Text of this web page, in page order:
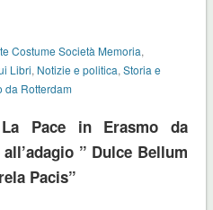
Costume Società Memoria,
Libri, Notizie e politica, Storia e
da Rotterdam
La Pace in Erasmo da
” Dulce Bellum
Pacis”